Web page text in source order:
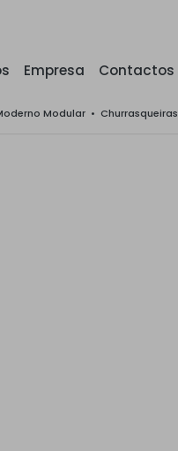
Empresa Contactos
Modular • Churrasqueiras